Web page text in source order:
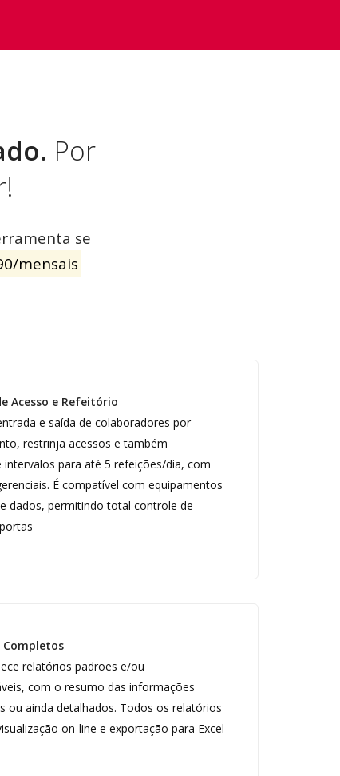
Por
se
mensais
Acesso e Refeitório
e saída de colaboradores por
restrinja acessos e também
intervalos para até 5 refeições/dia, com
É compatível com equipamentos
dados, permitindo total controle de
relatórios padrões e/ou
com o resumo das informações
ou ainda detalhados. Todos os relatórios
on-line e exportação para Excel